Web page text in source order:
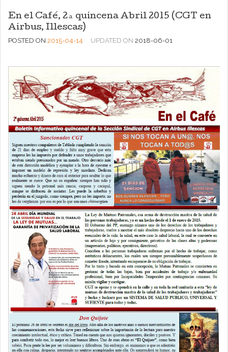
En el Café, 2ª quincena Abril 2015 (CGT en
Airbus, Illescas)
POSTED ON 2015-04-14 UPDATED ON 2018-06-01